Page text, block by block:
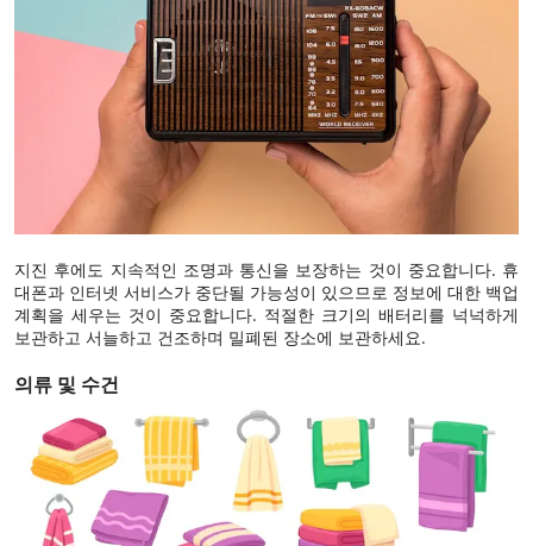
지진 후에도 지속적인 조명과 통신을 보장하는 것이 중요합니다. 휴
대폰과 인터넷 서비스가 중단될 가능성이 있으므로 정보에 대한 백업
계획을 세우는 것이 중요합니다. 적절한 크기의 배터리를 넉넉하게
보관하고 서늘하고 건조하며 밀폐된 장소에 보관하세요.
의류 및 수건